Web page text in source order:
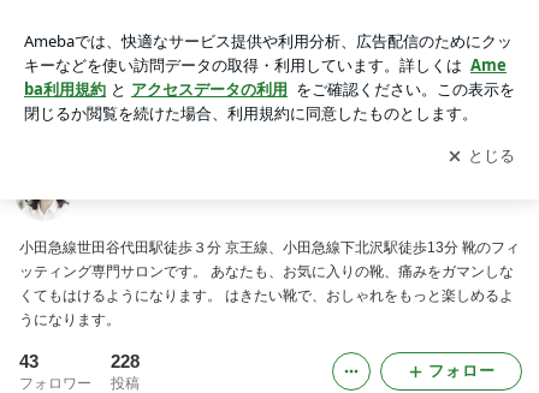
アプリをダウンロードして ブログの更新通知
を受け取りまし
ょう。
開く
小田急線世田谷代田駅徒歩３分 京王線、小田急線下北沢駅徒歩13分 靴のフィ
ッティング専門サロンです。 あなたも、お気に入りの靴、痛みをガマンしな
くてもはけるようになります。 はきたい靴で、おしゃれをもっと楽しめるよ
うになります。
43
フォロワー
228
投稿
フォロー